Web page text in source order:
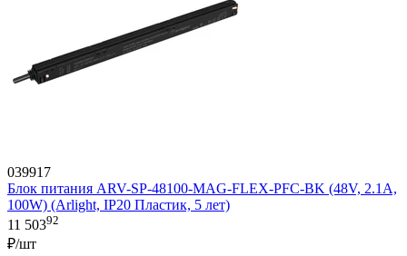
039917
Блок питания ARV-SP-48100-MAG-FLEX-PFC-BK (48V, 2.1A,
100W) (Arlight, IP20 Пластик, 5 лет)
11 50392
₽/шт